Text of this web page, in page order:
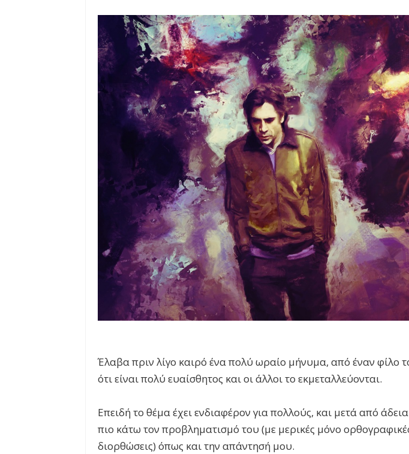
Έλαβα πριν λίγο καιρό ένα πολύ ωραίο μήνυμα, από έναν φίλο
ότι είναι πολύ ευαίσθητος και οι άλλοι το εκμεταλλεύονται.
Επειδή το θέμα έχει ενδιαφέρον για πολλούς, και μετά από
πιο κάτω τον προβληματισμό του (με μερικές μόνο ορθογραφικές
διορθώσεις) όπως και την απάντησή μου.